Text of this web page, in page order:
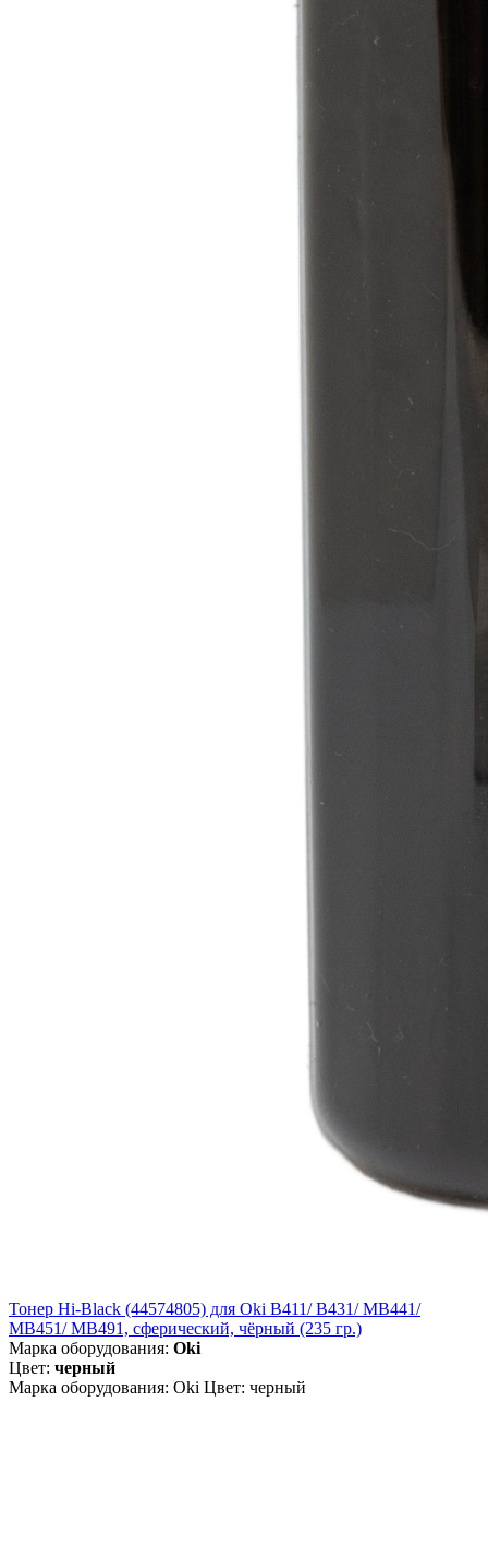
Тонер Hi-Black (44574805) для Oki B411/ B431/ MB441/
MB451/ MB491, сферический, чёрный (235 гр.)
Марка оборудования: Oki
Цвет: черный
Марка оборудования: Oki Цвет: черный